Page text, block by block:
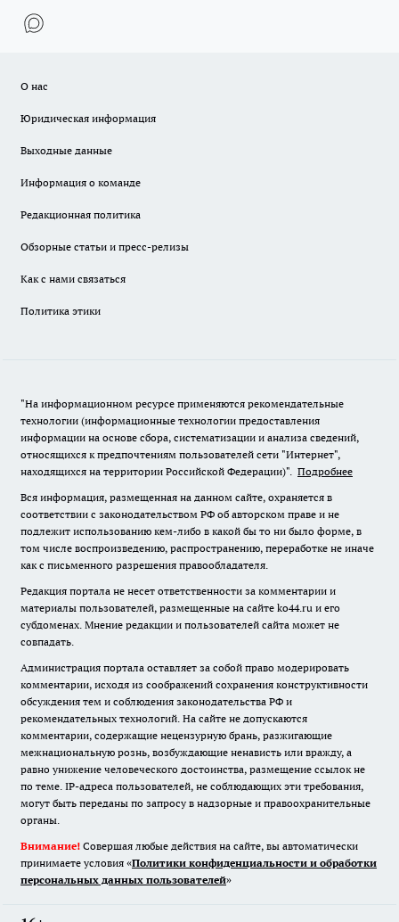
О нас
Юридическая информация
Выходные данные
Информация о команде
Редакционная политика
Обзорные статьи и пресс-релизы
Как с нами связаться
Политика этики
"На информационном ресурсе применяются рекомендательные
технологии (информационные технологии предоставления
информации на основе сбора, систематизации и анализа сведений,
относящихся к предпочтениям пользователей сети "Интернет",
находящихся на территории Российской Федерации)". Подробнее
Вся информация, размещенная на данном сайте, охраняется в
соответствии с законодательством РФ об авторском праве и не
подлежит использованию кем-либо в какой бы то ни было форме, в
том числе воспроизведению, распространению, переработке не иначе
как с письменного разрешения правообладателя.
Редакция портала не несет ответственности за комментарии и
материалы пользователей, размещенные на сайте ko44.ru и его
субдоменах. Мнение редакции и пользователей сайта может не
совпадать.
Администрация портала оставляет за собой право модерировать
комментарии, исходя из соображений сохранения конструктивности
обсуждения тем и соблюдения законодательства РФ и
рекомендательных технологий. На сайте не допускаются
комментарии, содержащие нецензурную брань, разжигающие
межнациональную рознь, возбуждающие ненависть или вражду, а
равно унижение человеческого достоинства, размещение ссылок не
по теме. IP-адреса пользователей, не соблюдающих эти требования,
могут быть переданы по запросу в надзорные и правоохранительные
органы.
Внимание! Совершая любые действия на сайте, вы автоматически
принимаете условия «Политики конфиденциальности и обработки
персональных данных пользователей»